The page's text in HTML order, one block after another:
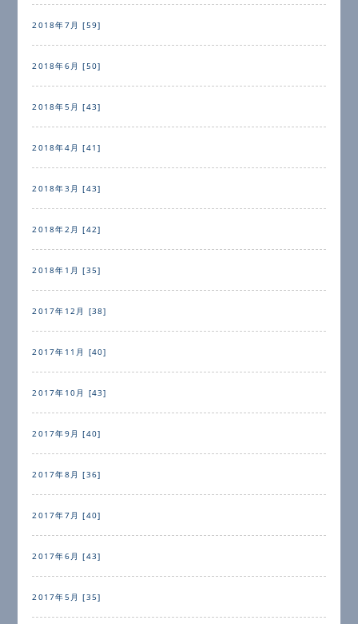
2018年7月 [59]
2018年6月 [50]
2018年5月 [43]
2018年4月 [41]
2018年3月 [43]
2018年2月 [42]
2018年1月 [35]
2017年12月 [38]
2017年11月 [40]
2017年10月 [43]
2017年9月 [40]
2017年8月 [36]
2017年7月 [40]
2017年6月 [43]
2017年5月 [35]